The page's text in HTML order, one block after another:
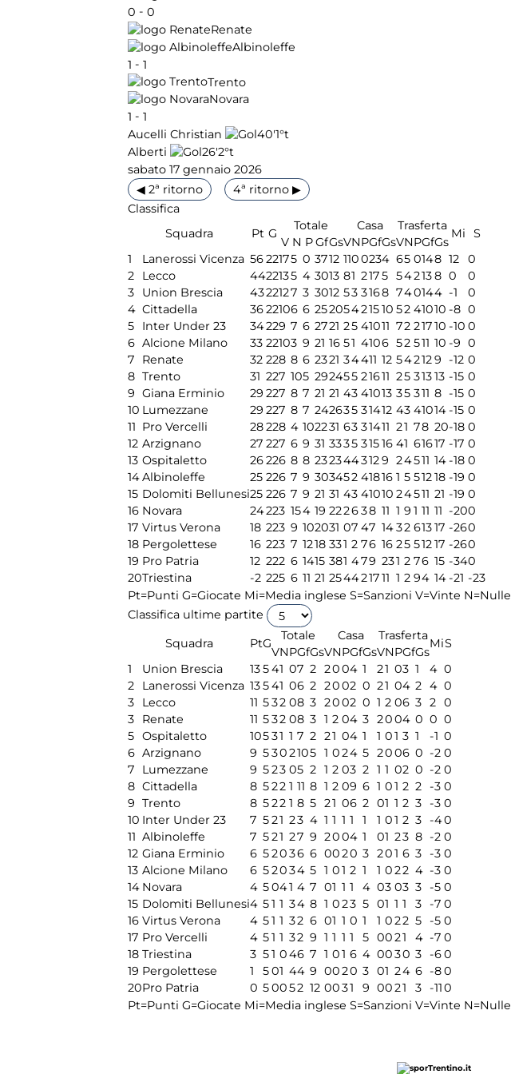
0 - 0
Renate
Albinoleffe
1 - 1
Trento
Novara
1 - 1
Aucelli Christian
40'1°t
Alberti
26'2°t
sabato 17 gennaio 2026
◀ 2ª ritorno
4ª ritorno ▶
Classifica
Squadra
Pt G
Totale Casa Trasferta
Mi S
V N PGfGsVNPGfGsVNPGfGs
1
Lanerossi Vicenza 5622175 0 3712 1100234 65 0148 12
0
2
Lecco 4422135 4 3013 81 2175 542138 0
0
3
Union Brescia 4322127 3 3012 53 3168 740144 -1
0
4 Cittadella 3622106 6 25205421510 52 41010 -8 0
5
Inter Under 23 34229 7 6 2721 25 41011 72 21710 -10 0
6 Alcione Milano 33 22103 9 21 16 51 4106 52 511 10 -9 0
7
Renate 32 228 8 6 2321 34411 12 542129 -12 0
8 Trento 31 227 105 292455 21611 25 31313 -15 0
9 Giana Erminio 29 227 8 7 21 21 43 41013 35 311 8 -15 0
10 Lumezzane 29 227 8 7 242635 31412 43 41014 -15 0
11 Pro Vercelli 28228 4 102231 63 31411 21 78 20-18 0
12 Arzignano 27 227 6 9 31 3335 31516 41 61617 -17 0
13 Ospitaletto 26226 8 8 2323443129 24511 14 -18 0
14Albinoleffe 25 226 7 9 303452 41816 1 5 51218 -19 0
15 Dolomiti Bellunesi25 226 7 9 21 31 43 41010 24511 21 -19 0
16 Novara 24223 154 19 222638 11 1 9 1 11 11 -200
17 Virtus Verona 18 223 9 102031 07 47 1432 61317 -260
18 Pergolettese 16 223 7 1218 331 2 76 16 25 51217 -260
19 Pro Patria 12 222 6 1415 381 479 231 2 76 15 -340
20Triestina -2 225 6 11 21 254421711 1 2 94 14 -21 -23
Pt=Punti G=Giocate Mi=Media inglese S=Sanzioni V=Vinte N=Nulle
Classifica ultime partite
Squadra
PtG
Totale Casa Trasferta
MiS
VNPGfGsVNPGfGsVNPGfGs
1
Union Brescia 13541 07 2 2004 1 21 03 1 4 0
2
Lanerossi Vicenza 13541 06 2 2002 0 21 04 2 4 0
3
Lecco 11 532 08 3 2002 0 1 2 06 3 2 0
3
Renate 11 532 08 3 1 2 04 3 2004 0 0 0
5 Ospitaletto 10531 1 7 2 21 04 1 1 01 3 1 -1 0
6 Arzignano 9 5302105 1 024 5 2006 0 -2 0
7
Lumezzane 9 523 05 2 1 2 03 2 1 1 02 0 -2 0
8 Cittadella 8 522 1 11 8 1 2 09 6 1 01 2 2 -3 0
9 Trento 8 522 1 8 5 21 06 2 01 1 2 3 -3 0
10 Inter Under 23 7 521 23 4 1 1 1 1 1 1 01 2 3 -40
11 Albinoleffe 7 521 27 9 2004 1 01 23 8 -2 0
12 Giana Erminio 6 52036 6 0020 3 201 6 3 -3 0
13 Alcione Milano 6 52034 5 1 01 2 1 1 022 4 -3 0
14 Novara 4 5041 4 7 01 1 1 4 03 03 3 -5 0
15 Dolomiti Bellunesi4 51 1 34 8 1 023 5 01 1 1 3 -7 0
16 Virtus Verona 4 51 1 32 6 01 1 0 1 1 022 5 -5 0
17 Pro Vercelli 4 51 1 32 9 1 1 1 1 5 0021 4 -7 0
18 Triestina 3 51 046 7 1 01 6 4 0030 3 -60
19 Pergolettese 1 501 44 9 0020 3 01 24 6 -80
20Pro Patria 0 50052 12 0031 9 0021 3 -110
Pt=Punti G=Giocate Mi=Media inglese S=Sanzioni V=Vinte N=Nulle